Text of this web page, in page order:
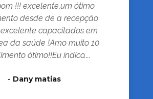
!!! excelente,um ótimo
desde de a recepção
capacitados em
da saúde !Amo muito 10
ótimo!!Eu índico....
- Dany matias